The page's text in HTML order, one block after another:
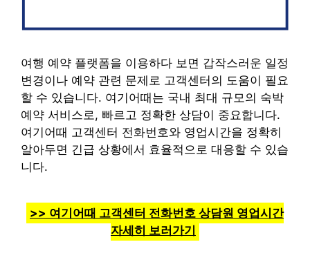
여행 예약 플랫폼을 이용하다 보면 갑작스러운 일정
변경이나 예약 관련 문제로 고객센터의 도움이 필요
할 수 있습니다. 여기어때는 국내 최대 규모의 숙박
예약 서비스로, 빠르고 정확한 상담이 중요합니다.
여기어때 고객센터 전화번호와 영업시간을 정확히
알아두면 긴급 상황에서 효율적으로 대응할 수 있습
니다.
>> 여기어때 고객센터 전화번호 상담원 영업시간
자세히 보러가기